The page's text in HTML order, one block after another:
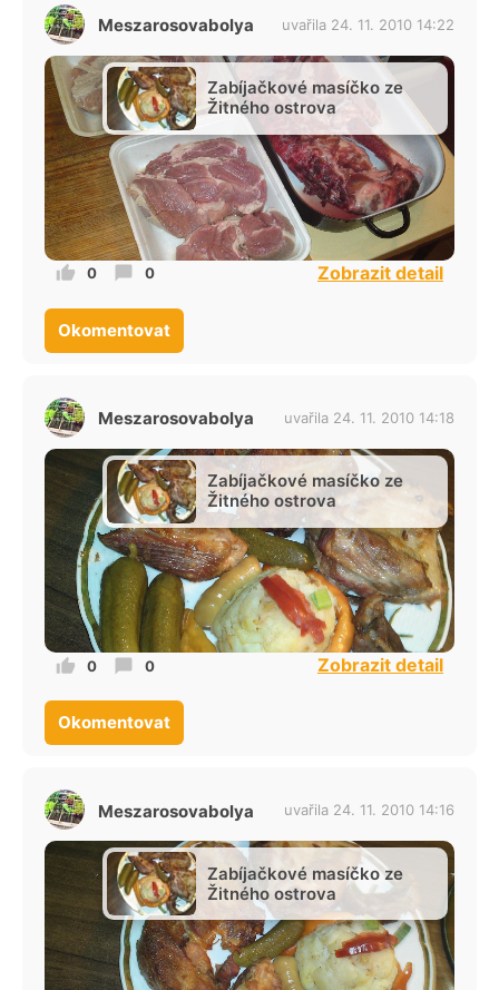
Meszarosovabolya uvařila 24. 11. 2010 14:22
Zabíjačkové masíčko ze
Žitného ostrova
0 0 Zobrazit detail
Okomentovat
Meszarosovabolya uvařila 24. 11. 2010 14:18
Zabíjačkové masíčko ze
Žitného ostrova
0 0 Zobrazit detail
Okomentovat
Meszarosovabolya uvařila 24. 11. 2010 14:16
Zabíjačkové masíčko ze
Žitného ostrova